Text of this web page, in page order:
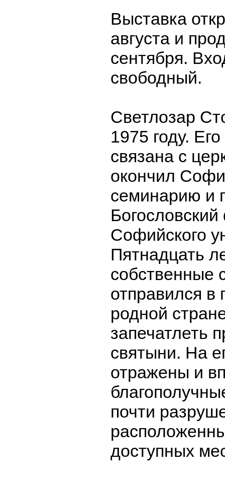
Выставка
августа и
сентября.
свободный.
Светлозар
1975 году.
связана с
окончил
семинарию и
Богословский
Софийского
Пятнадцать
собственные
отправился в
родной
запечатлеть
святыни. На
отражены и
почти
доступных